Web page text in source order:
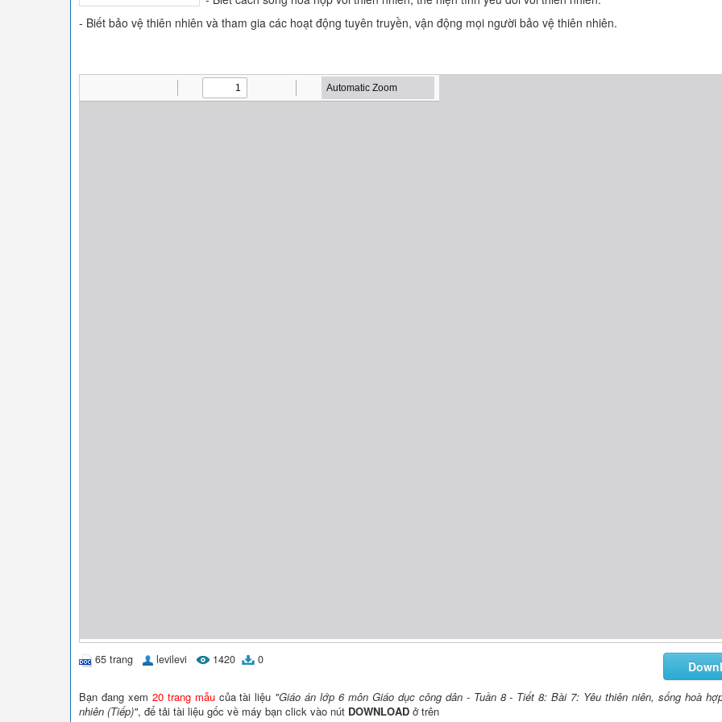
- Biết bảo vệ thiên nhiên và tham gia các hoạt động tuyên truyền, vận động mọi người bảo vệ thiên nhiên.
65 trang levilevi 1420 0
Bạn đang xem 20 trang mẫucủa tài liệu "Giáo án lớp 6 môn Giáo dục công dân - Tuần 8 - Tiết 8: Bài 7: Yêu thiên niên, sống hoà
nhiên (Tiếp)", để tải tài liệu gốc về máy bạn click vào nút DOWNLOAD ở trên